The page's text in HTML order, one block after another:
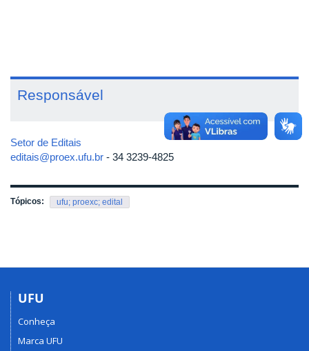
Responsável
Setor de Editais
editais@proex.ufu.br - 34 3239-4825
Tópicos: ufu; proexc; edital
UFU
Conheça
Marca UFU